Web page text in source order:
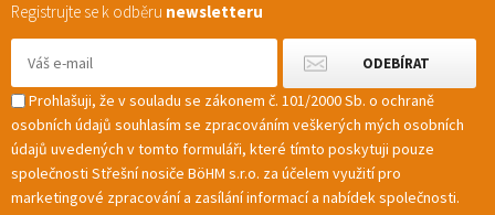
Registrujte se k odběru newsletteru
Prohlašuji, že v souladu se zákonem č. 101/2000 Sb. o ochraně
osobních údajů souhlasím se zpracováním veškerých mých osobních
údajů uvedených v tomto formuláři, které tímto poskytuji pouze
společnosti Střešní nosiče BöHM s.r.o. za účelem využití pro
marketingové zpracování a zasílání informací a nabídek společnosti.